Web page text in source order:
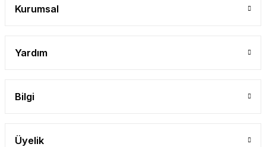
Kurumsal
Yardım
Bilgi
Üyelik